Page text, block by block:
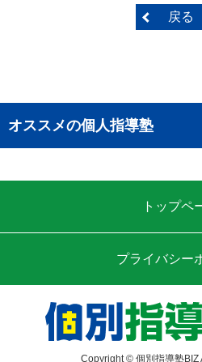
戻る
オススメの個人指導塾
トップペ
プライバシー
Copyright © 個別指導塾BIZ